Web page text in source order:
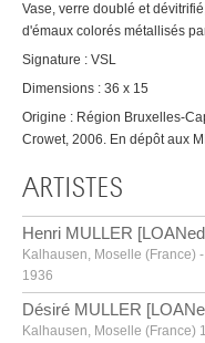
Vase, verre doublé et
d'émaux colorés métallisés
Signature : VSL
Dimensions : 36 x 15
Origine : Région Bruxelles-
Crowet, 2006. En dépôt aux
ARTISTES
Henri MULLER
Kalhausen, Moselle (France)
1936
Désiré MULLER
Kalhausen, Moselle (France)